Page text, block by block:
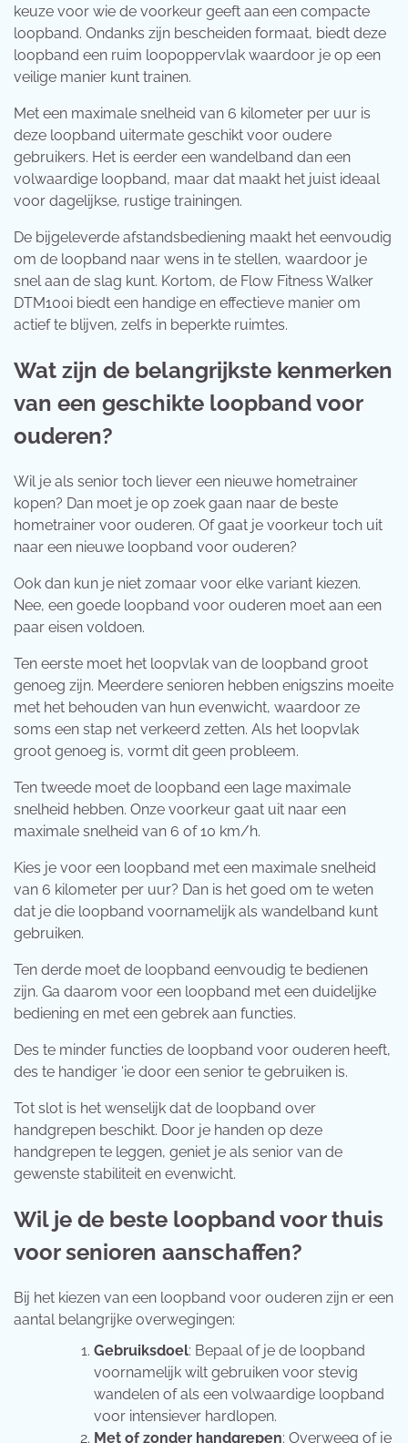
keuze voor wie de voorkeur geeft aan een compacte
loopband. Ondanks zijn bescheiden formaat, biedt deze
loopband een ruim loopoppervlak waardoor je op een
veilige manier kunt trainen.
Met een maximale snelheid van 6 kilometer per uur is
deze loopband uitermate geschikt voor oudere
gebruikers. Het is eerder een wandelband dan een
volwaardige loopband, maar dat maakt het juist ideaal
voor dagelijkse, rustige trainingen.
De bijgeleverde afstandsbediening maakt het eenvoudig
om de loopband naar wens in te stellen, waardoor je
snel aan de slag kunt. Kortom, de Flow Fitness Walker
DTM100i biedt een handige en effectieve manier om
actief te blijven, zelfs in beperkte ruimtes.
Wat zijn de belangrijkste kenmerken
van een geschikte loopband voor
ouderen?
Wil je als senior toch liever een nieuwe hometrainer
kopen? Dan moet je op zoek gaan naar de beste
hometrainer voor ouderen. Of gaat je voorkeur toch uit
naar een nieuwe loopband voor ouderen?
Ook dan kun je niet zomaar voor elke variant kiezen.
Nee, een goede loopband voor ouderen moet aan een
paar eisen voldoen.
Ten eerste moet het loopvlak van de loopband groot
genoeg zijn. Meerdere senioren hebben enigszins moeite
met het behouden van hun evenwicht, waardoor ze
soms een stap net verkeerd zetten. Als het loopvlak
groot genoeg is, vormt dit geen probleem.
Ten tweede moet de loopband een lage maximale
snelheid hebben. Onze voorkeur gaat uit naar een
maximale snelheid van 6 of 10 km/h.
Kies je voor een loopband met een maximale snelheid
van 6 kilometer per uur? Dan is het goed om te weten
dat je die loopband voornamelijk als wandelband kunt
gebruiken.
Ten derde moet de loopband eenvoudig te bedienen
zijn. Ga daarom voor een loopband met een duidelijke
bediening en met een gebrek aan functies.
Des te minder functies de loopband voor ouderen heeft,
des te handiger ‘ie door een senior te gebruiken is.
Tot slot is het wenselijk dat de loopband over
handgrepen beschikt. Door je handen op deze
handgrepen te leggen, geniet je als senior van de
gewenste stabiliteit en evenwicht.
Wil je de beste loopband voor thuis
voor senioren aanschaffen?
Bij het kiezen van een loopband voor ouderen zijn er een
aantal belangrijke overwegingen:
Gebruiksdoel: Bepaal of je de loopband
voornamelijk wilt gebruiken voor stevig
wandelen of als een volwaardige loopband
voor intensiever hardlopen.
Met of zonder handgrepen: Overweeg of je